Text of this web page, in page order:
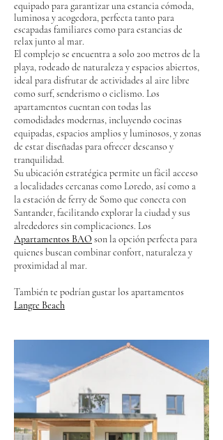
equipado para garantizar una estancia cómoda,
luminosa y acogedora, perfecta tanto para
escapadas familiares como para estancias de
relax junto al mar.
El complejo se encuentra a solo 200 metros de la
playa, rodeado de naturaleza y espacios abiertos,
ideal para disfrutar de actividades al aire libre
como surf, senderismo o ciclismo. Los
apartamentos cuentan con todas las
comodidades modernas, incluyendo cocinas
equipadas, espacios amplios y luminosos, y zonas
de estar diseñadas para ofrecer descanso y
tranquilidad.
Su ubicación estratégica permite un fácil acceso
a localidades cercanas como Loredo, así como a
la estación de ferry de Somo que conecta con
Santander, facilitando explorar la ciudad y sus
alrededores sin complicaciones. Los
Apartamentos BAO son la opción perfecta para
quienes buscan combinar confort, naturaleza y
proximidad al mar.
También te podrían gustar los apartamentos
Langre Beach